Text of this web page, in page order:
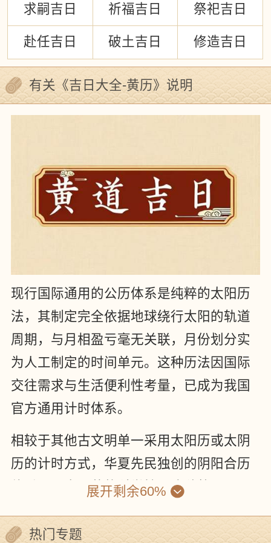
求嗣吉日 祈福吉日 祭祀吉日
赴任吉日 破土吉日 修造吉日
有关《吉日大全-黄历》说明
现行国际通用的公历体系是纯粹的太阳历
法，其制定完全依据地球绕行太阳的轨道
周期，与月相盈亏毫无关联，月份划分实
为人工制定的时间单元。这种历法因国际
交往需求与生活便利性考量，已成为我国
官方通用计时体系。
相较于其他古文明单一采用太阳历或太阴
历的计时方式，华夏先民独创的阴阳合历
体系展现出显著的科学性。这种将日月运
严谨的天文观测水平，更彰显了古代科学
展开剩余60%
热门专题